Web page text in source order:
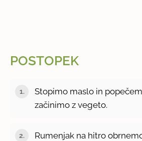
POSTOPEK
Stopimo maslo in
začinimo z vegeto.
Rumenjak na hitro